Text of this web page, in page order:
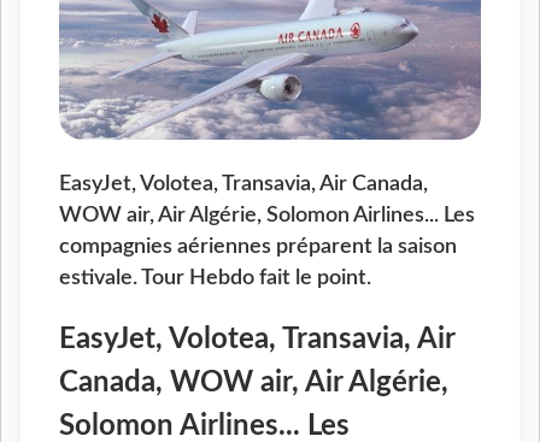
EasyJet, Volotea, Transavia, Air Canada,
WOW air, Air Algérie, Solomon Airlines... Les
compagnies aériennes préparent la saison
estivale. Tour Hebdo fait le point.
EasyJet, Volotea, Transavia, Air
Canada, WOW air, Air Algérie,
Solomon Airlines... Les